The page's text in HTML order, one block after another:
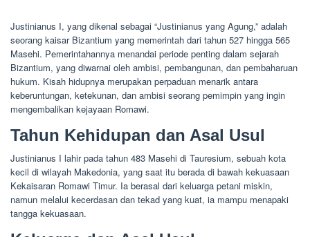
Justinianus I, yang dikenal sebagai “Justinianus yang Agung,” adalah
seorang kaisar Bizantium yang memerintah dari tahun 527 hingga 565
Masehi. Pemerintahannya menandai periode penting dalam sejarah
Bizantium, yang diwarnai oleh ambisi, pembangunan, dan pembaharuan
hukum. Kisah hidupnya merupakan perpaduan menarik antara
keberuntungan, ketekunan, dan ambisi seorang pemimpin yang ingin
mengembalikan kejayaan Romawi.
Tahun Kehidupan dan Asal Usul
Justinianus I lahir pada tahun 483 Masehi di Tauresium, sebuah kota
kecil di wilayah Makedonia, yang saat itu berada di bawah kekuasaan
Kekaisaran Romawi Timur. Ia berasal dari keluarga petani miskin,
namun melalui kecerdasan dan tekad yang kuat, ia mampu menapaki
tangga kekuasaan.